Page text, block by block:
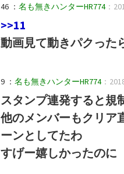
46 ： 名も無きハンターHR774：
>>11
動画見て動きパクった
9 ： 名も無きハンターHR774：
スタンプ連発すると規
他のメンバーもクリア
ーンとしてたわ
すげー嬉しかったのに